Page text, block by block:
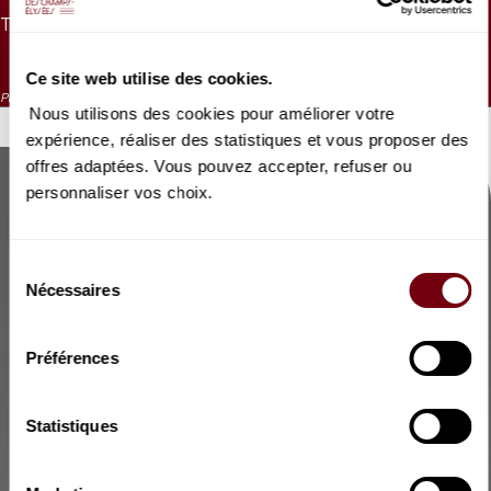
Ce site web utilise des cookies.
Nous utilisons des cookies pour améliorer votre
expérience, réaliser des statistiques et vous proposer des
offres adaptées. Vous pouvez accepter, refuser ou
personnaliser vos choix.
Nécessaires
Préférences
Statistiques
TARIF UNIQUE
Placement numéroté
VOUS AIMEREZ AUSSI